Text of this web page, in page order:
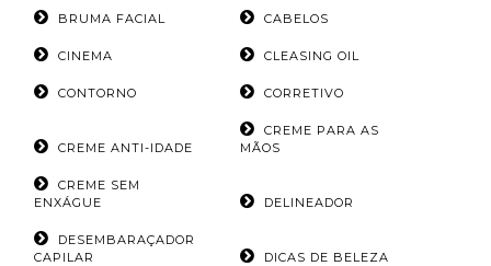
BRUMA FACIAL CABELOS
CINEMA CLEASING OIL
CONTORNO CORRETIVO
CREME ANTI-IDADE
CREME PARA AS
MÃOS
CREME SEM
ENXÁGUE
DELINEADOR
DESEMBARAÇADOR
CAPILAR
DICAS DE BELEZA